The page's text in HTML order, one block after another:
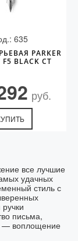
635
PARKER
F5 BLACK CT
руб.
все лучшие
удачных
стиль с
письма,
— воплощение